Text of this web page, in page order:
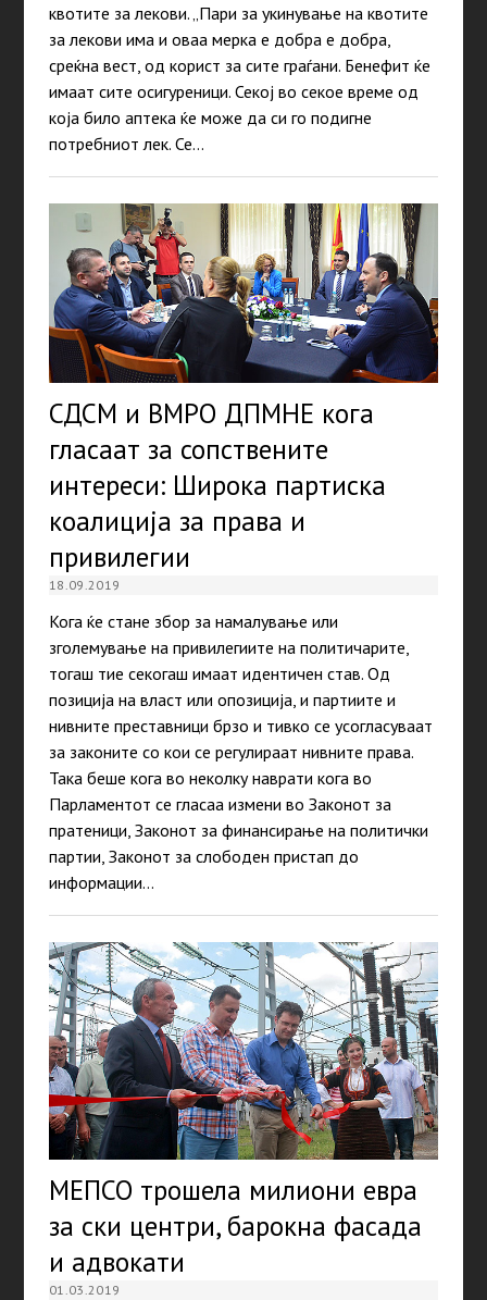
квотите за лекови. „Пари за укинување на квотите
за лекови има и оваа мерка е добра е добра,
среќна вест, од корист за сите граѓани. Бенефит ќе
имаат сите осигуреници. Секој во секое време од
која било аптека ќе може да си го подигне
потребниот лек. Се…
СДСМ и ВМРО ДПМНЕ кога
гласаат за сопствените
интереси: Широка партиска
коалиција за права и
привилегии
18.09.2019
Кога ќе стане збор за намалување или
зголемување на привилегиите на политичарите,
тогаш тие секогаш имаат идентичен став. Од
позиција на власт или опозиција, и партиите и
нивните преставници брзо и тивко се усогласуваат
за законите со кои се регулираат нивните права.
Така беше кога во неколку наврати кога во
Парламентот се гласаа измени во Законот за
пратеници, Законот за финансирање на политички
партии, Законот за слободен пристап до
информации…
МЕПСО трошела милиони евра
за ски центри, барокна фасада
и адвокати
01.03.2019